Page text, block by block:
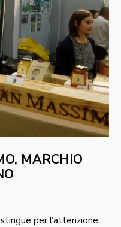
MARCHIO
per l’attenzione